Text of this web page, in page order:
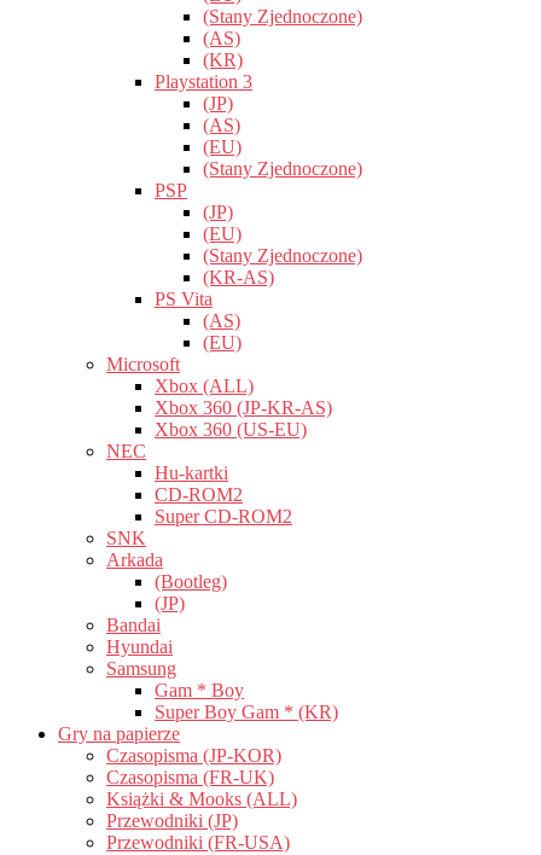
(Stany Zjednoczone)
(AS)
(KR)
Playstation 3
(JP)
(AS)
(EU)
(Stany Zjednoczone)
PSP
(JP)
(EU)
(Stany Zjednoczone)
(KR-AS)
PS Vita
(AS)
(EU)
Microsoft
Xbox (ALL)
Xbox 360 (JP-KR-AS)
Xbox 360 (US-EU)
NEC
Hu-kartki
CD-ROM2
Super CD-ROM2
SNK
Arkada
(Bootleg)
(JP)
Bandai
Hyundai
Samsung
Gam * Boy
Super Boy Gam * (KR)
Gry na papierze
Czasopisma (JP-KOR)
Czasopisma (FR-UK)
Książki & Mooks (ALL)
Przewodniki (JP)
Przewodniki (FR-USA)